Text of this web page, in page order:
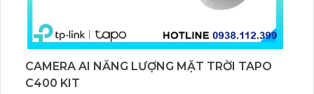
CAMERA AI NĂNG LƯỢNG MẶT TRỜI TAPO
C400 KIT